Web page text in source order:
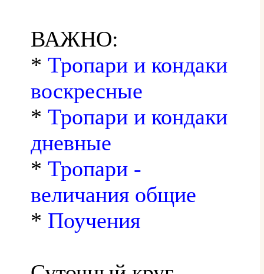
ВАЖНО:
* Тропари и кондаки
воскресные
* Тропари и кондаки
дневные
* Тропари -
величания общие
* Поучения